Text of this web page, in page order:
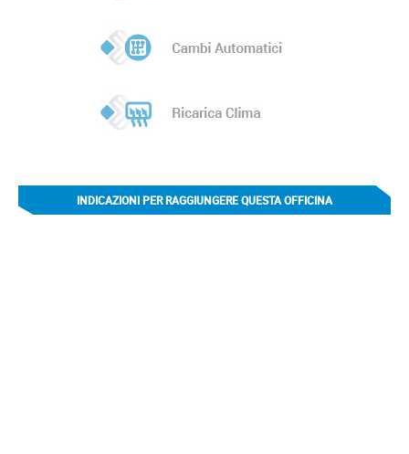
INDICAZIONI PER RAGGIUNGERE QUESTA OFFICINA